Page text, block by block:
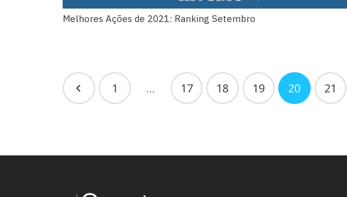
Melhores Ações de 2021: Ranking Setembro
1 … 17 18 19 20 21